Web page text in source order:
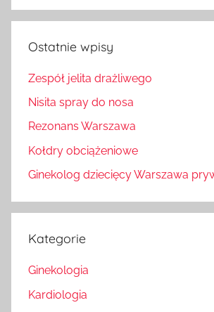
Ostatnie wpisy
Zespół jelita drażliwego
Nisita spray do nosa
Rezonans Warszawa
Kołdry obciążeniowe
Ginekolog dziecięcy Warszawa
Kategorie
Ginekologia
Kardiologia